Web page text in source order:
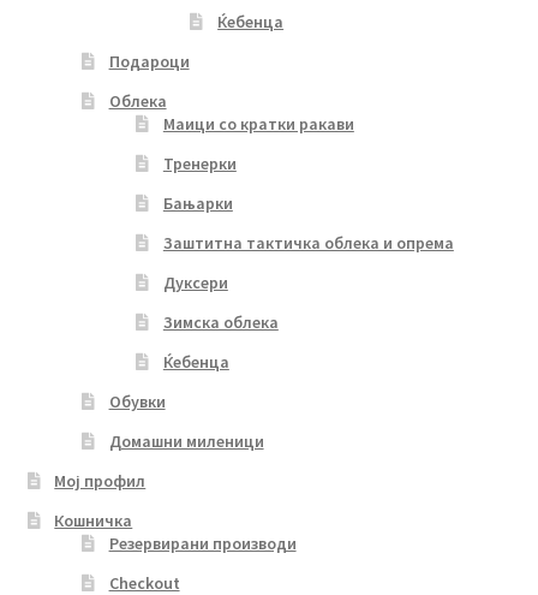
Ќебенца
Подароци
Облека
Маици со кратки ракави
Тренерки
Бањарки
Заштитна тактичка облека и опрема
Дуксери
Зимска облека
Ќебенца
Обувки
Домашни миленици
Мој профил
Кошничка
Резервирани производи
Checkout